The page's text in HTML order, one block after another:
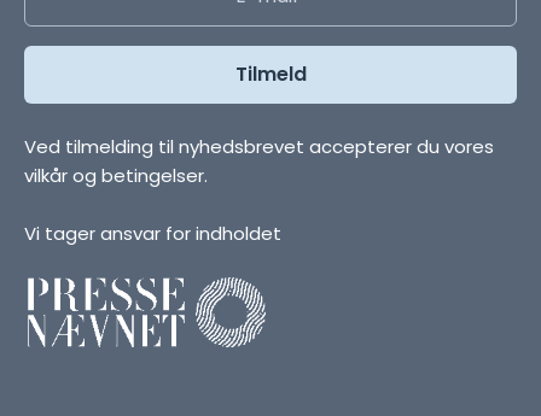
Ved tilmelding til nyhedsbrevet accepterer du vores
vilkår og betingelser.
Vi tager ansvar for indholdet